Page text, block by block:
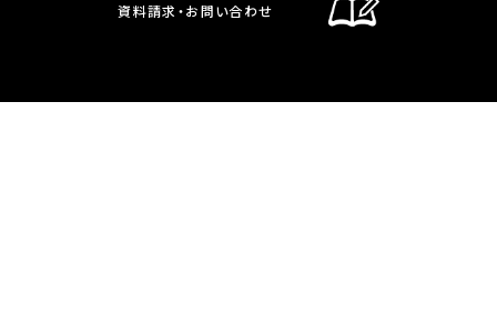
資料請求・お問い合わせ